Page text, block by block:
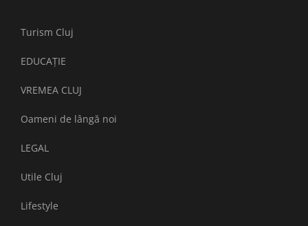
Turism Cluj
EDUCAȚIE
VREMEA CLUJ
Oameni de lângă noi
LEGAL
Utile Cluj
Lifestyle